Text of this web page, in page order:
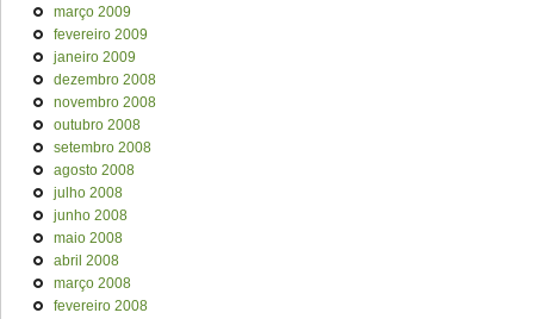
março 2009
fevereiro 2009
janeiro 2009
dezembro 2008
novembro 2008
outubro 2008
setembro 2008
agosto 2008
julho 2008
junho 2008
maio 2008
abril 2008
março 2008
fevereiro 2008